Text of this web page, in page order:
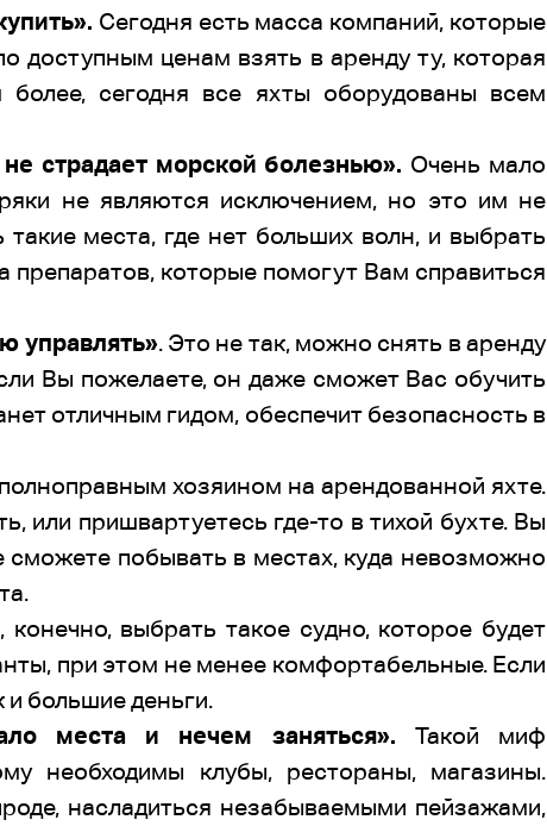
Сегодня есть масса компаний, которые
ценам взять в аренду ту, которая
сегодня все яхты оборудованы всем
страдает морской болезнью». Очень мало
не являются исключением, но это им не
места, где нет больших волн, и выбрать
препаратов, которые помогут Вам справиться
управлять». Это не так, можно снять в аренду
Вы пожелаете, он даже сможет Вас обучить
отличным гидом, обеспечит безопасность в
хозяином на арендованной яхте.
или пришвартуетесь где-то в тихой бухте. Вы
побывать в местах, куда невозможно
выбрать такое судно, которое будет
при этом не менее комфортабельные. Если
и большие деньги.
места и нечем заняться». Такой миф
необходимы клубы, рестораны, магазины.
насладиться незабываемыми пейзажами,